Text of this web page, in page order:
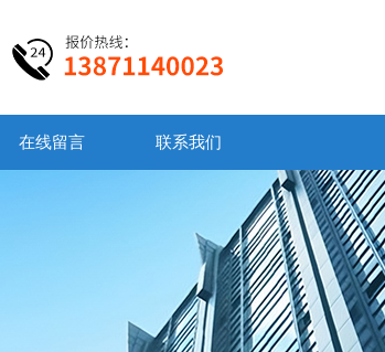
在线留言 联系我们